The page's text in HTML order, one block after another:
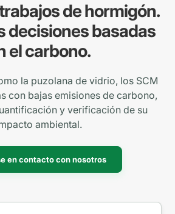
de hormigón.
decisiones basadas
el carbono.
la puzolana de vidrio, los SCM
con bajas emisiones de carbono,
y verificación de su
ambiental.
en contacto con nosotros